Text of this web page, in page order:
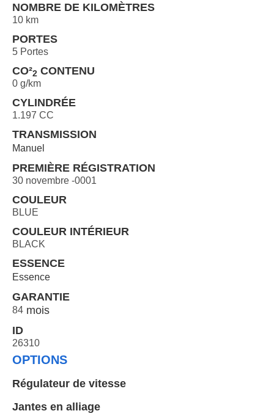
NOMBRE DE KILOMÈTRES
10 km
PORTES
5 Portes
CO²2 CONTENU
0 g/km
CYLINDRÉE
1.197 CC
TRANSMISSION
Manuel
PREMIÈRE RÉGISTRATION
30 novembre -0001
COULEUR
BLUE
COULEUR INTÉRIEUR
BLACK
ESSENCE
Essence
GARANTIE
84
ID
26310
OPTIONS
Régulateur de vitesse
Jantes en alliage